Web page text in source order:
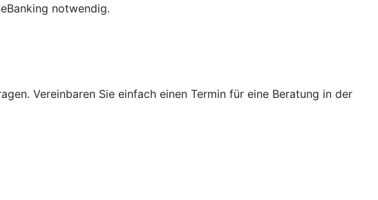
notwendig.
Vereinbaren Sie einfach einen Termin für eine Beratung in der